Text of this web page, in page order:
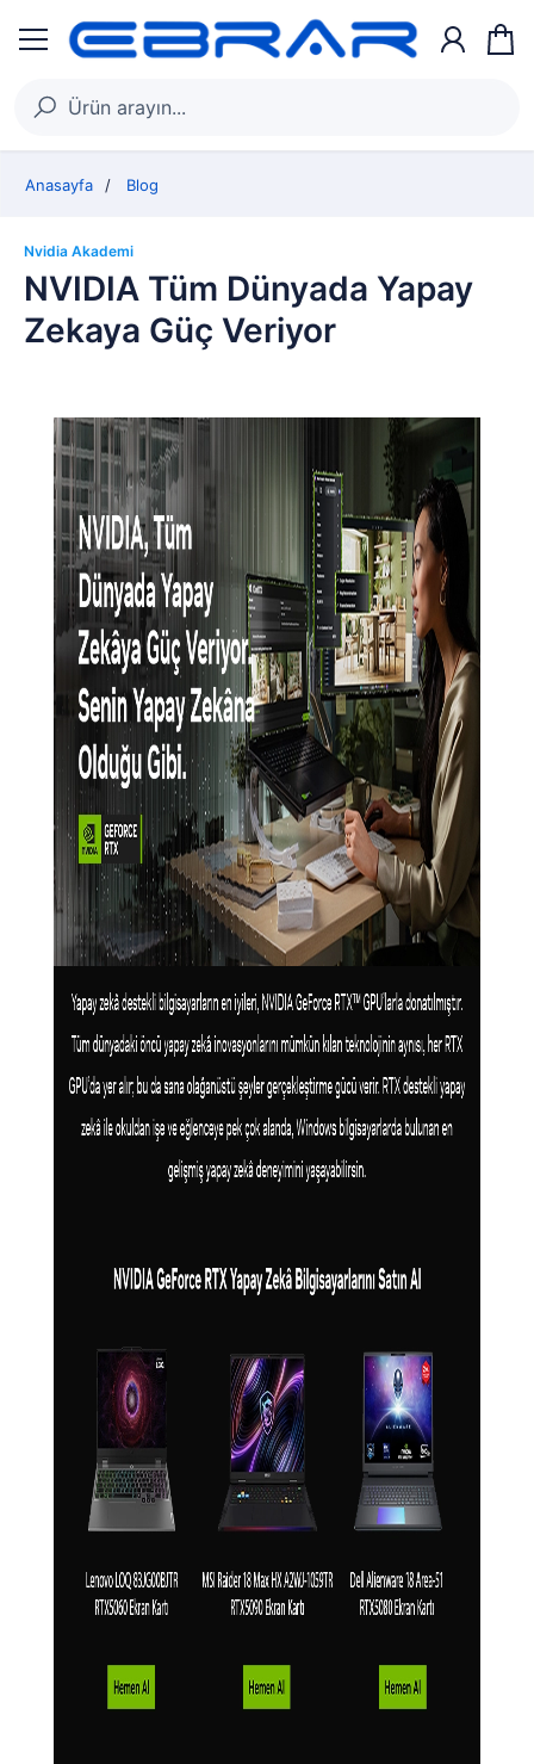
Anasayfa Blog
Nvidia Akademi
NVIDIA Tüm Dünyada Yapay
Zekaya Güç Veriyor